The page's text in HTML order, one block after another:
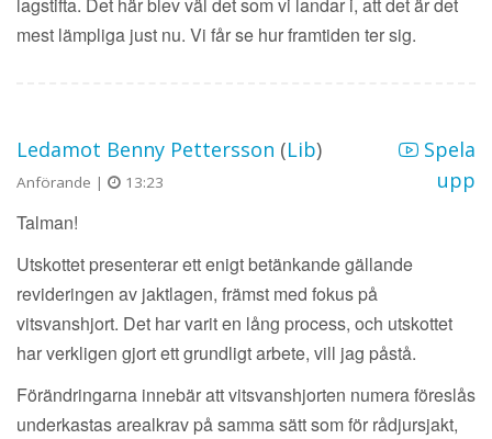
mest lämpliga just nu. Vi får se hur framtiden ter sig.
Ledamot Benny Pettersson (Lib)
Anförande | 13:23
Spela
upp
Talman!
Utskottet presenterar ett enigt betänkande gällande
revideringen av jaktlagen, främst med fokus på
vitsvanshjort. Det har varit en lång process, och utskottet
har verkligen gjort ett grundligt arbete, vill jag påstå.
Förändringarna innebär att vitsvanshjorten numera föreslås
underkastas arealkrav på samma sätt som för rådjursjakt,